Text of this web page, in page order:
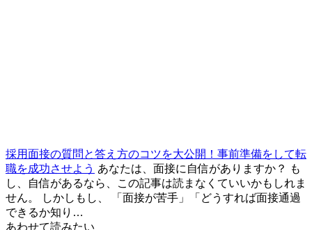
採用面接の質問と答え方のコツを大公開！事前準備をして転
職を成功させよう あなたは、面接に自信がありますか？ も
し、自信があるなら、この記事は読まなくていいかもしれま
せん。 しかしもし、 「面接が苦手」「どうすれば面接通過
できるか知り…
あわせて読みたい